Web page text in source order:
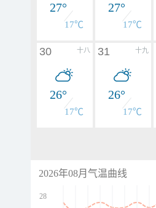
27°
17℃
27°
17℃
十八
30
26°
17℃
十九
31
26°
17℃
2026年08月气温曲线
28